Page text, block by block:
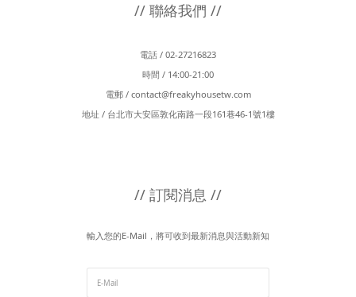
// 聯絡我們 //
電話 / 02-27216823
時間 / 14:00-21:00
電郵 / contact@freakyhousetw.com
地址 / 台北市大安區敦化南路一段161巷46-1號1樓
// 訂閱消息 //
輸入您的E-Mail，將可收到最新消息與活動新知